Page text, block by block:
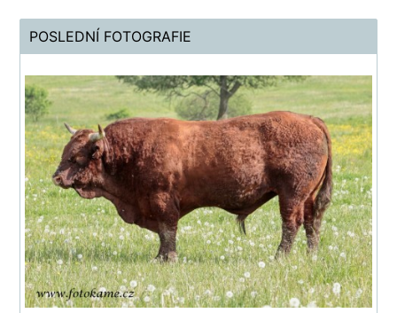
POSLEDNÍ FOTOGRAFIE